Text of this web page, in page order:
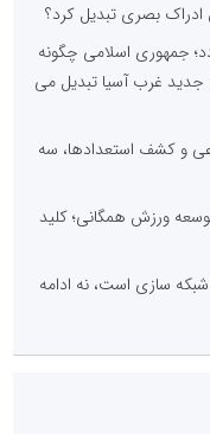
بصری تبدیل کرد؟
جمهوری اسلامی چگونه
جدید غرب آسیا تبدیل می
و کشف استعدادها، سه
ورزش همگانی؛ کلید
سازی است، نه ادامه